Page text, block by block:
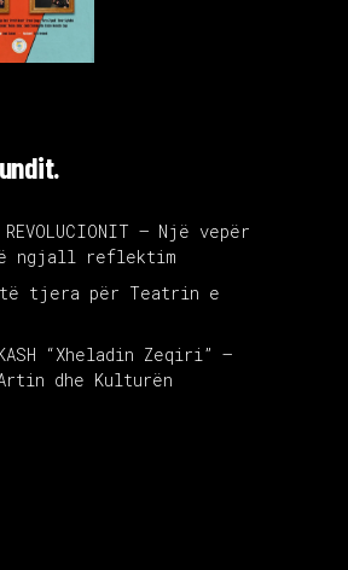
REVOLUCIONIT – Një vepër
ngjall reflektim
të tjera për Teatrin e
“Xheladin Zeqiri” –
dhe Kulturën